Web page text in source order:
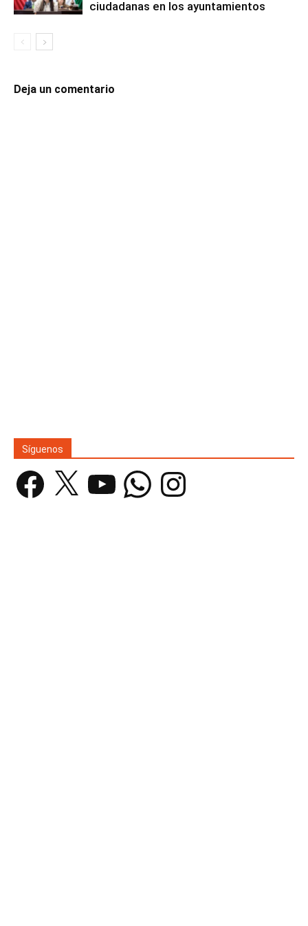
ciudadanas en los ayuntamientos
Deja un comentario
Síguenos
Facebook YouTube WhatsAppInstagram